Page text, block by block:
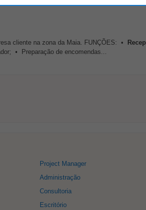
cliente na zona da Maia. FUNÇÕES: •
• Preparação de encomendas...
Project Manager
Administração
Consultoria
Escritório